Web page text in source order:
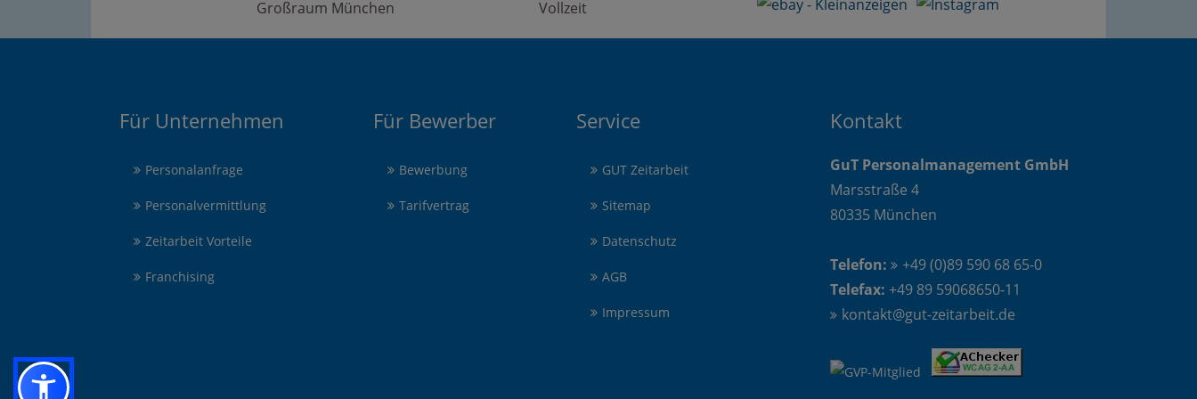
Großraum München
Vollzeit
Für Unternehmen
Personalanfrage
Personalvermittlung
Zeitarbeit Vorteile
Franchising
Für Bewerber
Bewerbung
Tarifvertrag
Service
GUT Zeitarbeit
Sitemap
Datenschutz
AGB
Impressum
Kontakt
GuT Personalmanagement GmbH
Marsstraße 4
80335 München
Telefon:
+49 (0)89 590 68 65-0
Telefax: +49 89 59068650-11
kontakt@gut-zeitarbeit.de